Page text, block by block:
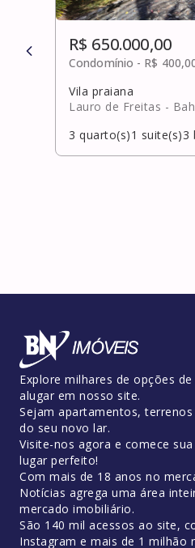
R$ 650.000,00
Condomínio - R$
Vila praiana
Lauro de Freitas -
3 quarto(s)1 suite(s)3
Explore milhares de opções
alugar em nosso site.
Sejam apartamentos,
do seu novo lar.
Visite-nos agora e comece
lugar perfeito!
Com mais de 18 anos no
Notícias agrega uma área
mercado imobiliário.
São 140 mil acessos ao site,
Instagram e mais de 1 milhão